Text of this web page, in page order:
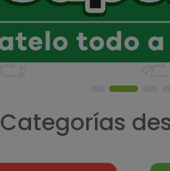
Categorías